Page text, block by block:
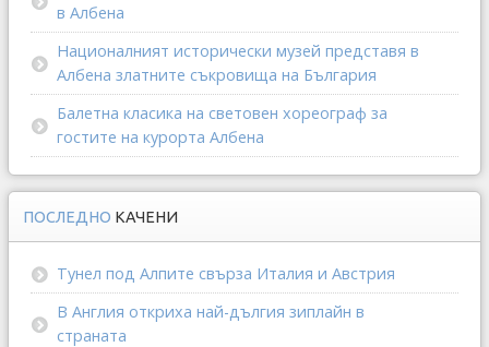
в Албена
Националният исторически музей представя в
Албена златните съкровища на България
Балетна класика на световен хореограф за
гостите на курорта Албена
ПОСЛЕДНО КАЧЕНИ
Тунел под Алпите свърза Италия и Австрия
В Англия откриха най-дългия зиплайн в
страната